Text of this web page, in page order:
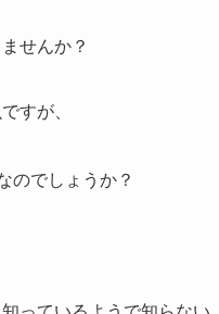
せんか？
すが、
のでしょうか？